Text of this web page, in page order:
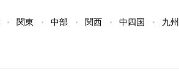
関東 中部 関西 中四国 九州